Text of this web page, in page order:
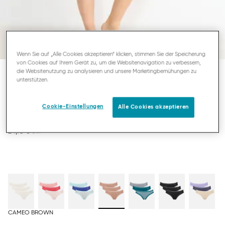
24,95 €
CAMEO BROWN
Wenn Sie auf „Alle Cookies akzeptieren“ klicken, stimmen Sie der Speicherung
von Cookies auf Ihrem Gerät zu, um die Websitenavigation zu verbessern,
die Websitenutzung zu analysieren und unsere Marketingbemühungen zu
unterstützen.
Cookie-Einstellungen Alle Cookies akzeptieren